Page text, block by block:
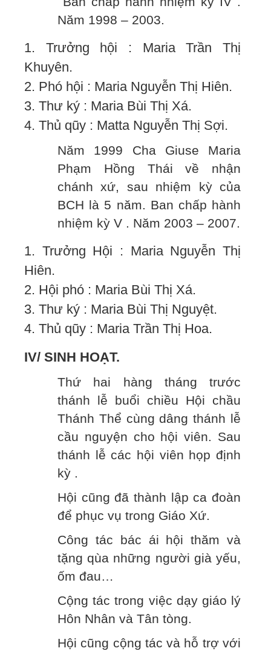
Năm 1998 – 2003.
1. Trưởng hội : Maria Trần Thị
Khuyên.
2. Phó hội : Maria Nguyễn Thị Hiên.
3. Thư ký : Maria Bùi Thị Xá.
4. Thủ qũy : Matta Nguyễn Thị Sợi.
Năm 1999 Cha Giuse Maria
Phạm Hồng Thái về nhận
chánh xứ, sau nhiệm kỳ của
BCH là 5 năm. Ban chấp hành
nhiệm kỳ V . Năm 2003 – 2007.
1. Trưởng Hội : Maria Nguyễn Thị
Hiên.
2. Hội phó : Maria Bùi Thị Xá.
3. Thư ký : Maria Bùi Thị Nguyệt.
4. Thủ qũy : Maria Trần Thị Hoa.
IV/ SINH HOẠT.
Thứ hai hàng tháng trước
thánh lễ buổi chiều Hội chầu
Thánh Thể cùng dâng thánh lễ
cầu nguyện cho hội viên. Sau
thánh lễ các hội viên họp định
kỳ .
Hội cũng đã thành lập ca đoàn
để phục vụ trong Giáo Xứ.
Công tác bác ái hội thăm và
tặng qùa những người già yếu,
ốm đau…
Cộng tác trong việc dạy giáo lý
Hôn Nhân và Tân tòng.
Hội cũng cộng tác và hỗ trợ với